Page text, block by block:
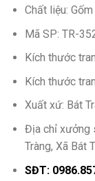
Chất liệu:
Mã SP: TR-
Kích thước
Kích thước
Xuất xứ: Bát
Địa chỉ xưởng
Tràng, Xã Bát
SĐT: